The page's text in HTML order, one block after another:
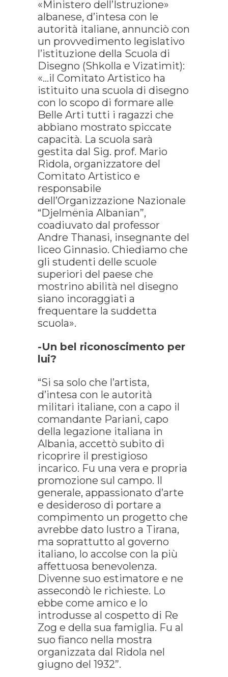
«Ministero dell’Istruzione»
albanese, d’intesa con le
autorità italiane, annunciò con
un provvedimento legislativo
l’istituzione della Scuola di
Disegno (Shkolla e Vizatimit):
«…il Comitato Artistico ha
istituito una scuola di disegno
con lo scopo di formare alle
Belle Arti tutti i ragazzi che
abbiano mostrato spiccate
capacità. La scuola sarà
gestita dal Sig. prof. Mario
Ridola, organizzatore del
Comitato Artistico e
responsabile
dell’Organizzazione Nazionale
“Djelmënia Albanian”,
coadiuvato dal professor
Andre Thanasi, insegnante del
liceo Ginnasio. Chiediamo che
gli studenti delle scuole
superiori del paese che
mostrino abilità nel disegno
siano incoraggiati a
frequentare la suddetta
scuola».
-Un bel riconoscimento per
lui?
“Si sa solo che l’artista,
d’intesa con le autorità
militari italiane, con a capo il
comandante Pariani, capo
della legazione italiana in
Albania, accettò subito di
ricoprire il prestigioso
incarico. Fu una vera e propria
promozione sul campo. Il
generale, appassionato d’arte
e desideroso di portare a
compimento un progetto che
avrebbe dato lustro a Tirana,
ma soprattutto al governo
italiano, lo accolse con la più
affettuosa benevolenza.
Divenne suo estimatore e ne
assecondò le richieste. Lo
ebbe come amico e lo
introdusse al cospetto di Re
Zog e della sua famiglia. Fu al
suo fianco nella mostra
organizzata dal Ridola nel
giugno del 1932”.